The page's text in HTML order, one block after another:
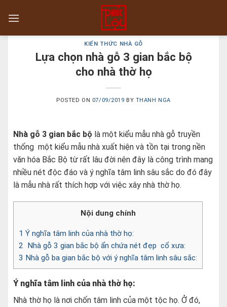
KIẾN THỨC NHÀ GỖ
Lựa chọn nhà gỗ 3 gian bắc bộ
cho nhà thờ họ
POSTED ON 07/09/2019 BY THANH NGA
Nhà gỗ 3 gian bắc bộ là một kiểu mẫu nhà gỗ truyền
thống một kiểu mẫu nhà xuất hiện và tồn tại trong nền
văn hóa Bắc Bộ từ rất lâu đời nên đây là công trình mang
nhiều nét độc đáo và ý nghĩa tâm linh sâu sắc do đó đây
là mẫu nhà rất thích hợp với việc xây nhà thờ họ.
Nội dung chính
1 Ý nghĩa tâm linh của nhà thờ họ:
2
Nhà gỗ 3 gian bắc bộ ẩn chứa nét đẹp cổ xưa:
3 Nhà gỗ ba gian bắc bộ với ý nghĩa tâm linh sâu sắc:
Ý nghĩa tâm linh của nhà thờ họ:
Nhà thờ họ là nơi chốn tâm linh của một tộc họ. Ở đó,